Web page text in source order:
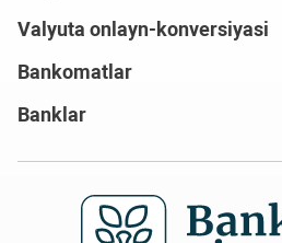
Valyuta onlayn-konversiyasi
Bankomatlar
Banklar